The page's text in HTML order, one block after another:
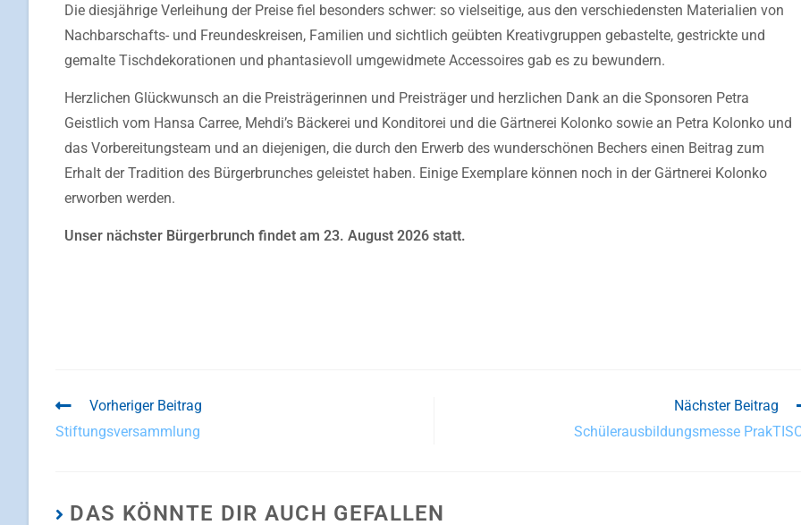
Die diesjährige Verleihung der Preise fiel besonders schwer: so vielseitige, aus den verschiedensten Materialien von
Nachbarschafts- und Freundeskreisen, Familien und sichtlich geübten Kreativgruppen gebastelte, gestrickte und
gemalte Tischdekorationen und phantasievoll umgewidmete Accessoires gab es zu bewundern.
Herzlichen Glückwunsch an die Preisträgerinnen und Preisträger und herzlichen Dank an die Sponsoren Petra
Geistlich vom Hansa Carree, Mehdi’s Bäckerei und Konditorei und die Gärtnerei Kolonko sowie an Petra Kolonko und
das Vorbereitungsteam und an diejenigen, die durch den Erwerb des wunderschönen Bechers einen Beitrag zum
Erhalt der Tradition des Bürgerbrunches geleistet haben. Einige Exemplare können noch in der Gärtnerei Kolonko
erworben werden.
Unser nächster Bürgerbrunch findet am 23. August 2026 statt.
Vorheriger Beitrag
Stiftungsversammlung
Nächster Beitrag
Schülerausbildungsmesse
DAS KÖNNTE DIR AUCH GEFALLEN